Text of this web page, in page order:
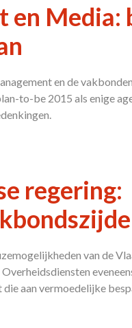
en Media:
en de
to-be 2015 als enige
regering:
van de
aan vermoedelijke